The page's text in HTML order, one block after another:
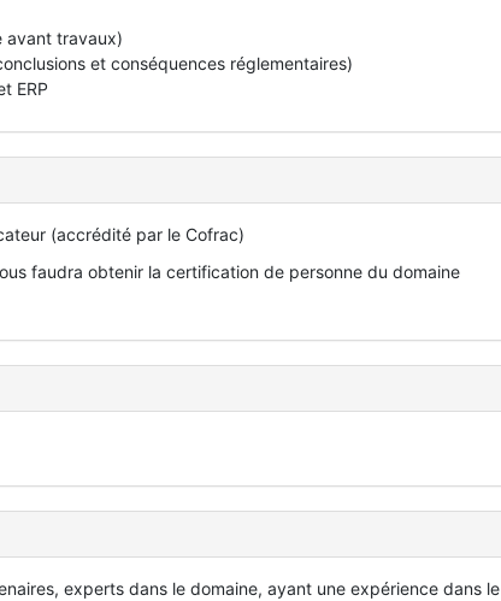
avant travaux)
et conséquences réglementaires)
ERP
(accrédité par le Cofrac)
faudra obtenir la certification de personne du domaine
experts dans le domaine, ayant une expérience dans le